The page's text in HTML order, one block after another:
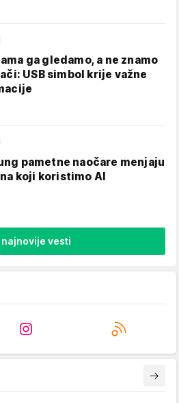
ga gledamo, a ne znamo
USB simbol krije važne
pametne naočare menjaju
koji koristimo AI
najnovije vesti